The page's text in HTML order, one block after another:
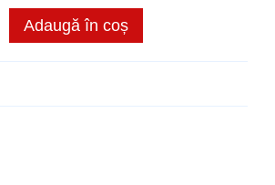
Adaugă în coș